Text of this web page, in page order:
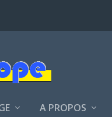
A PROPOS